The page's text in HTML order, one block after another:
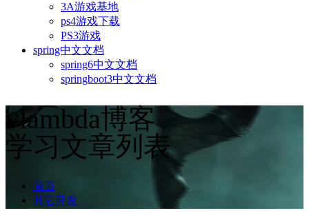
3A游戏基地
ps4游戏下载
PS3游戏
spring中文文档
spring6中文文档
springboot3中文文档
vlambda博客
学习文章列表
首页
其它开发